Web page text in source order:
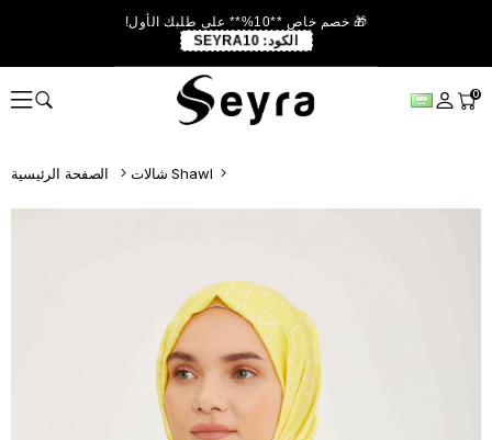
🎁 خصم خاص **10%** على طلبك الأول!
الكود: SEYRA10
0
شالات Shawl